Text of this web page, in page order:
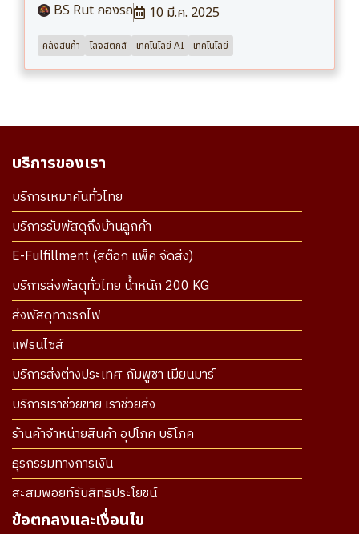
BS Rut กองรถ
10 มี.ค. 2025
คลังสินค้า โลจิสติกส์ เทคโนโลยี AI เทคโนโลยี
บริการของเรา
บริการเหมาคันทั่วไทย
บริการรับพัสดุถึงบ้านลูกค้า
E-Fulfillment (สต๊อก แพ็ค จัดส่ง)
บริการส่งพัสดุทั่วไทย น้ำหนัก 200 KG
ส่งพัสดุทางรถไฟ
แฟรนไซส์
บริการส่งต่างประเทศ กัมพูชา เมียนมาร์
บริการเราช่วยขาย เราช่วยส่ง
ร้านค้าจำหน่ายสินค้า อุปโภค บริโภค
ธุรกรรมทางการเงิน
สะสมพอยท์รับสิทธิประโยชน์
ข้อตกลงและเงื่อนไข